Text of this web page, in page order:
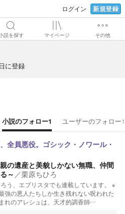
ログイン 新規登録
説を探す マイページ その他
に登録
小説のフォロー1 ユーザーのフォロー1
全員悪役。ゴシック・ノワール・
の遺産と美貌しかない無職、仲間
～ ／栗原ちひろ
う、エブリスタでも連載しています。 ※
強の悪人たちしか生き残れない呪われた
れのアレシュは、天才的調香師…